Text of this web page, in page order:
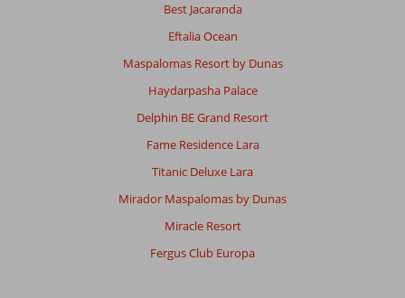
Best Jacaranda
Eftalia Ocean
Maspalomas Resort by Dunas
Haydarpasha Palace
Delphin BE Grand Resort
Fame Residence Lara
Titanic Deluxe Lara
Mirador Maspalomas by Dunas
Miracle Resort
Fergus Club Europa